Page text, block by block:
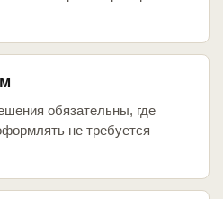
обязательны, где
не требуется